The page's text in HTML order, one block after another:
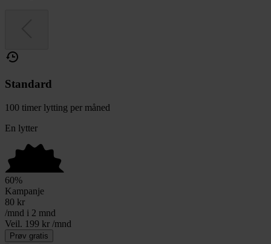
Standard
100 timer lytting per måned
En lytter
60%
Kampanje
80 kr
/mnd i 2 mnd
Veil. 199 kr /mnd
Prøv gratis